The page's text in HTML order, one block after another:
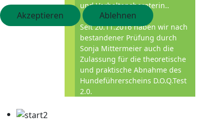
und Verhaltensberaterin..
Seit 20.11.2016 haben wir nach
bestandener Prüfung durch
Sonja Mittermeier auch die
Zulassung für die theoretische
und praktische Abnahme des
Hundeführerscheins D.O.Q.Test
2.0.
Akzeptieren
Ablehnen